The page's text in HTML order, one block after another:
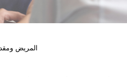
المريض